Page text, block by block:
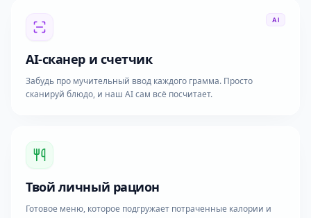
AI
AI-сканер и счетчик
Забудь про мучительный ввод каждого грамма. Просто
сканируй блюдо, и наш AI сам всё посчитает.
Твой личный рацион
Готовое меню, которое подгружает потраченные калории и